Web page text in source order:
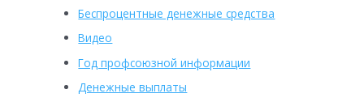
Беспроцентные денежные средства
Видео
Год профсоюзной информации
Денежные выплаты